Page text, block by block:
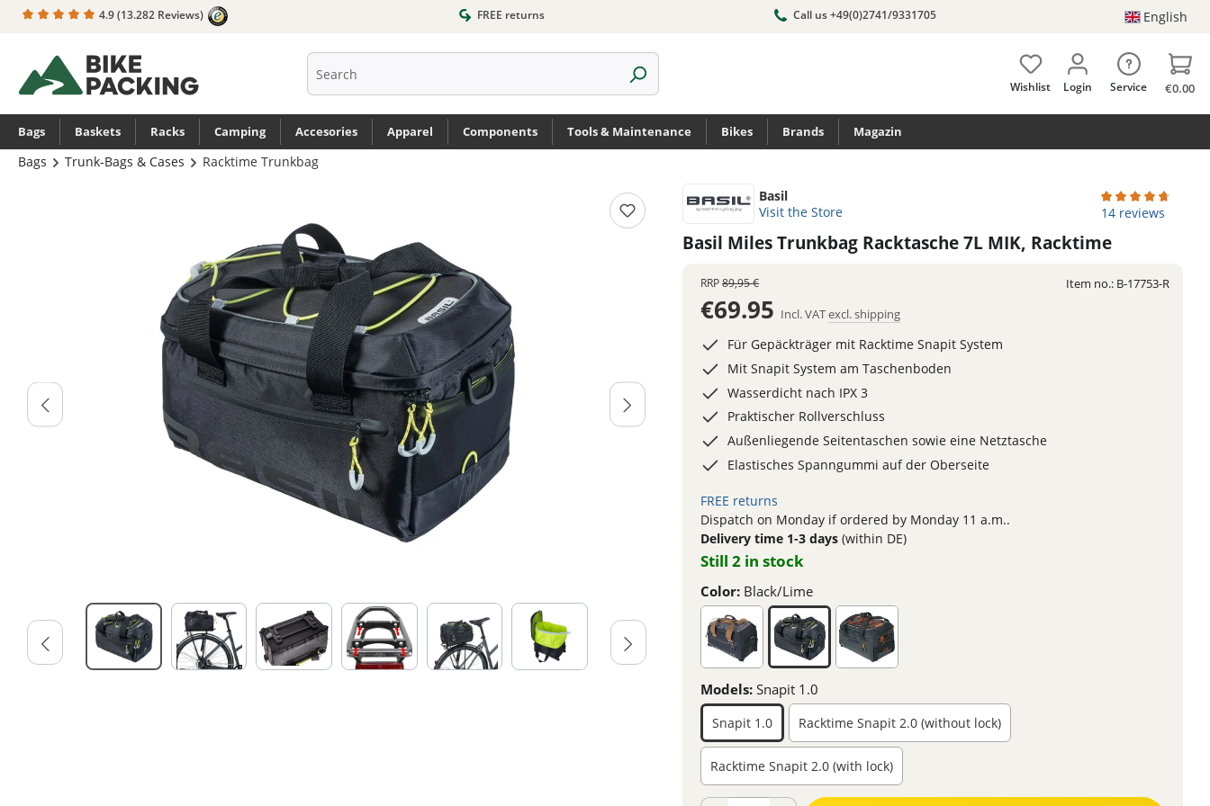
Skip to main navigation
4.9(13.282 Reviews) FREE returns Call us +49(0)2741/9331705 English
Wishlist Login Service €0.00
Bags Baskets Racks Camping Accesories Apparel Components Tools & Maintenance Bikes Brands Magazin
Bags Trunk-Bags & Cases
Racktime Trunkbag
Basil
Visit the Store
Basil Miles Trunkbag Racktasche 7L MIK, Racktime
Average rating of
14 reviews
RRP89,95 €
€69.95 Incl. VATexcl. shipping
Für Gepäckträger mit Racktime Snapit System
Mit Snapit System am Taschenboden
Wasserdicht nach IPX 3
Praktischer Rollverschluss
Außenliegende Seitentaschen sowie eine Netztasche
Elastisches Spanngummi auf der Oberseite
FREE returns
Dispatch on Monday if ordered by Monday 11 a.m..
Delivery time 1-3 days (within DE)
Still 2 in stock
Color: Black/Lime
Models:Snapit 1.0
Snapit 1.0 Racktime Snapit 2.0 (without lock)
Racktime Snapit 2.0 (with lock)
Item no.: B-17753-R